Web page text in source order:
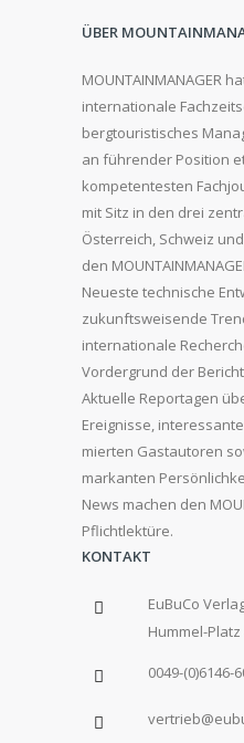
ÜBER
MOUNTAINMANAGER
internationale
bergtouristisches
an führender Position
kompetentesten
mit Sitz in den drei
Österreich, Schweiz
den
Neueste technische
zukunftsweisende
internationale
Vordergrund der
Aktuelle Reportagen
Ereignisse,
mierten Gastautoren
markanten
News machen den
Pflichtlektüre.
KONTAKT
EuBuCo
Hummel-Platz
0049-(0)6146-